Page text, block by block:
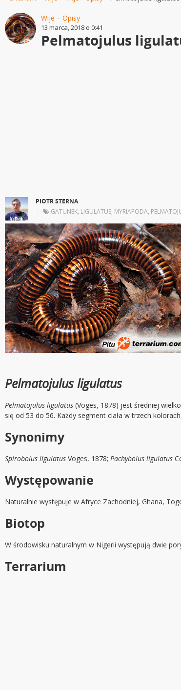
Wije – Opisy
13 marca, 2018 o 0:41
Pelmatojulus
PIOTR STERNA
GATUNEK, LIGULATUS, MYRIAPODA,
Pelmatojulus ligulatus
Pelmatojulus ligulatus (Voges, 1878) jest średniej
się od 53 do 56. Każdy segment ciała w trzech
Synonimy
Spirobolus ligulatus Voges, 1878; Pachybolus ligulatus
Występowanie
Naturalnie występuje w Afryce Zachodniej, Ghana,
Biotop
W środowisku naturalnym w Nigerii występują dwie
Terrarium